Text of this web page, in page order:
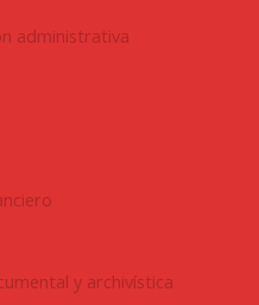
administrativa
y archivística